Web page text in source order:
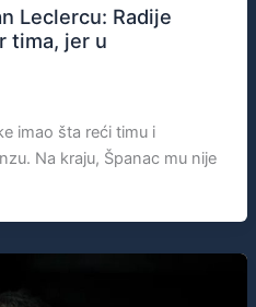
Leclercu: Radije
tima, jer u
imao šta reći timu i
Na kraju, Španac mu nije